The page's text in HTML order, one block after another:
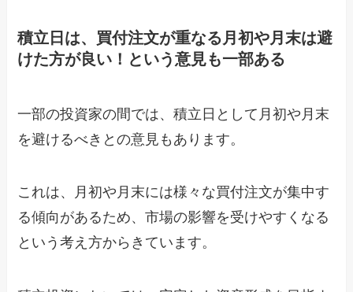
積立日は、買付注文が重なる月初や月末は避
けた方が良い！という意見も一部ある
一部の投資家の間では、積立日として月初や月末
を避けるべきとの意見もあります。
これは、月初や月末には様々な買付注文が集中す
る傾向があるため、市場の影響を受けやすくなる
という考え方からきています。